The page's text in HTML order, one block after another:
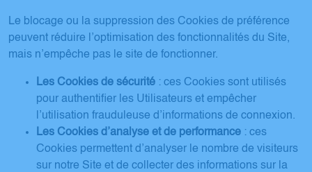
Le blocage ou la suppression des Cookies de préférence
peuvent réduire l’optimisation des fonctionnalités du Site,
mais n’empêche pas le site de fonctionner.
Les Cookies de sécurité : ces Cookies sont utilisés
pour authentifier les Utilisateurs et empêcher
l’utilisation frauduleuse d’informations de connexion.
Les Cookies d’analyse et de performance : ces
Cookies permettent d’analyser le nombre de visiteurs
sur notre Site et de collecter des informations sur la